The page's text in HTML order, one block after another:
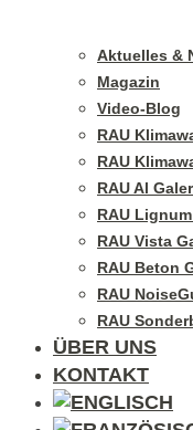
Aktuelles &
Magazin
Video-Blog
RAU
RAU
RAU Al
RAU
RAU Vista
RAU Beton
RAU
RAU
ÜBER UNS
KONTAKT